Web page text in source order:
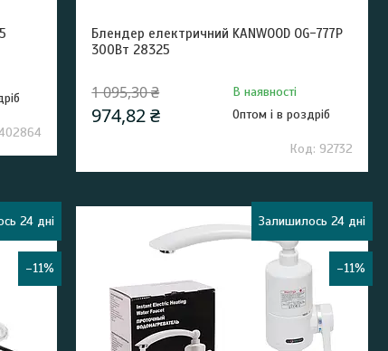
Блендер електричний KANWOOD OG-777P
300Вт 28325
1 095,30 ₴
974,82 ₴
В наявності
Оптом і в роздріб
92732
–11%
24 дні
–11%
Залишилось 24 дні